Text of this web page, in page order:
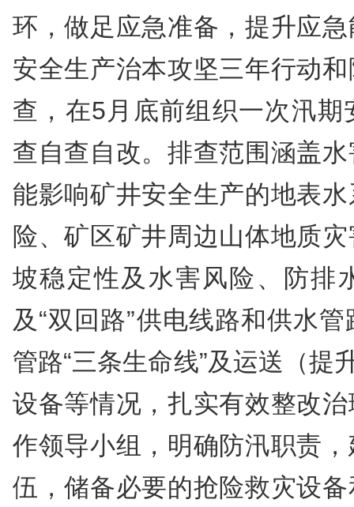
环，做足应急准备，提升应
安全生产治本攻坚三年行动
查，在5月底前组织一次汛
查自查自改。排查范围涵盖
能影响矿井安全生产的地表
险、矿区矿井周边山体地质
坡稳定性及水害风险、防排
及“双回路”供电线路和供水
管路“三条生命线”及运送（提
设备等情况，扎实有效整改
作领导小组，明确防汛职责
伍，储备必要的抢险救灾设